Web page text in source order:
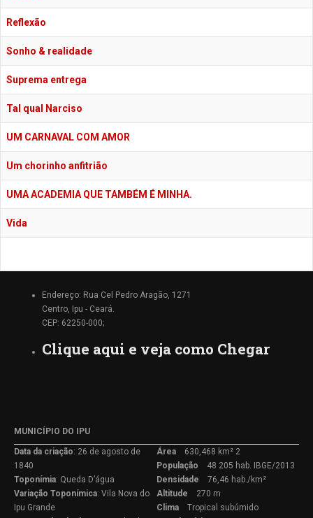
Reflexão
Sonho & realidade
Suprema entrega
Tal qual Narciso
UM CARNAVAL COM AMOR
Um chorinho anfitrião
UMA ACADEMIA QUE TAMBÉM É MINHA.
Vida
Endereço: Rua Cel Pedro Aragão, 1271
Centro, Ipu - Ceará.
CEP: 62250-000;
Clique aqui e veja como Chegar
MUNICÍPIO DO IPU
Data da criação: 26 de agosto de
1840
Toponímia: Queda D’água
Variação Toponímica: Vila Nova do
Ipu Grande
Área 630,468 km² 2
População 48 205 hab. IBGE/2013
Densidade 76,46 hab./km²
Altitude 270 m
Clima Tropical subúmido